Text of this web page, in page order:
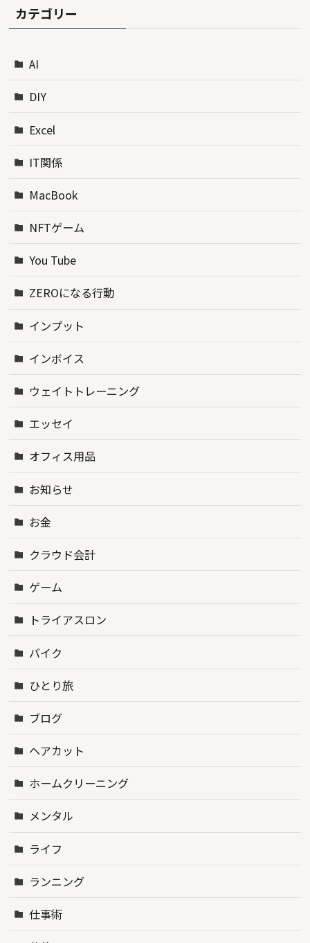
カテゴリー
AI
DIY
Excel
IT関係
MacBook
NFTゲーム
You Tube
ZEROになる行動
インプット
インボイス
ウェイトトレーニング
エッセイ
オフィス用品
お知らせ
お金
クラウド会計
ゲーム
トライアスロン
バイク
ひとり旅
ブログ
ヘアカット
ホームクリーニング
メンタル
ライフ
ランニング
仕事術